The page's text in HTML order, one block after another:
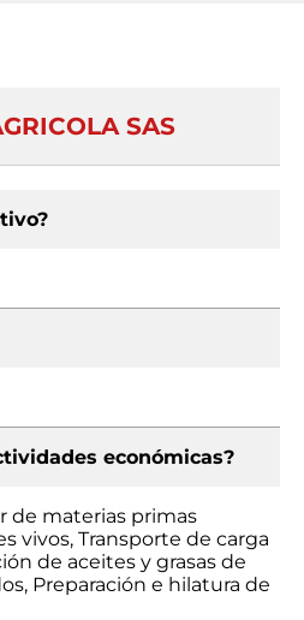
SAS
económicas?
de materias primas
vivos, Transporte de carga
de aceites y grasas de
Preparación e hilatura de